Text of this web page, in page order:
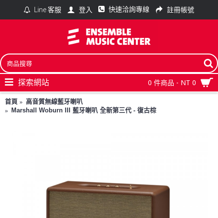
Line 客服 登入 快速洽詢專線 註冊帳號
0 件商品 - NT 0
探索網站
首頁
高音質無線藍牙喇叭
Marshall Woburn III 藍牙喇叭 全新第三代 - 復古棕